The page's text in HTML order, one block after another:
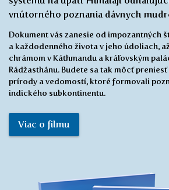
a každodenného života v jeho údoliach,
chrámom v Káthmandu a kráľovským
Rádžasthánu. Budete sa tak môcť preniesť
prírody a vedomostí, ktoré formovali
indického subkontinentu.
Viac o filmu